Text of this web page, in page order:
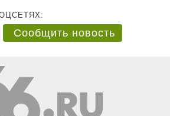
Сообщить новость